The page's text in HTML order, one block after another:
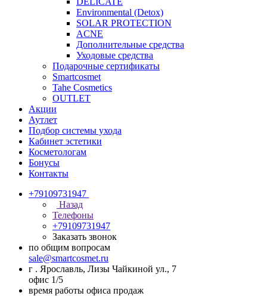
Environmental (Detox)
SOLAR PROTECTION
АCNE
Дополнительные средства
Уходовые средства
Подарочные сертификаты
Smartcosmet
Tahe Cosmetics
OUTLET
Акции
Аутлет
Подбор системы ухода
Кабинет эстетики
Косметологам
Бонусы
Контакты
+79109731947
Назад
Телефоны
+79109731947
Заказать звонок
по общим вопросам
sale@smartcosmet.ru
г . Ярославль, Лизы Чайкиной ул., 7
офис 1/5
время работы офиса продаж